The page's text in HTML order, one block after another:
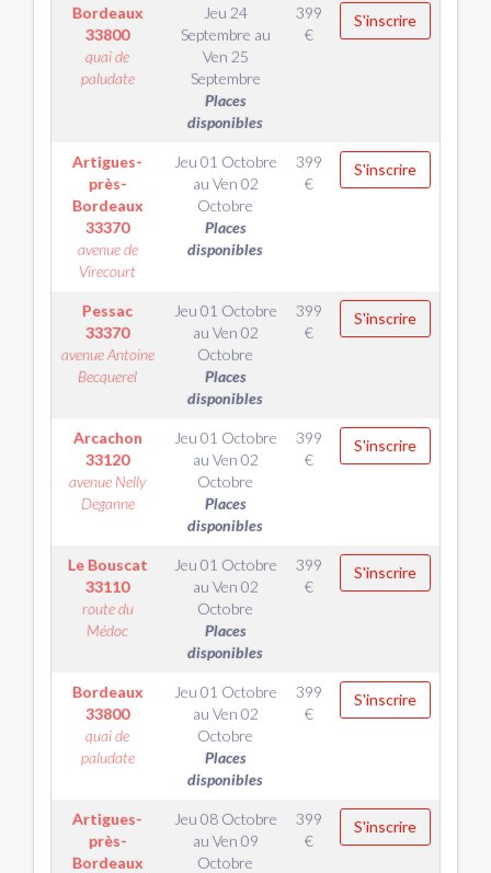
Bordeaux
33800
quai de
paludate
Jeu 24
Septembre au
Ven 25
Septembre
Places
disponibles
399
€
S'inscrire
Artigues-
près-
Bordeaux
33370
avenue de
Virecourt
Jeu 01 Octobre
au Ven 02
Octobre
Places
disponibles
399
€
S'inscrire
Pessac
33370
avenue Antoine
Becquerel
Jeu 01 Octobre
au Ven 02
Octobre
Places
disponibles
399
€
S'inscrire
Arcachon
33120
avenue Nelly
Deganne
Jeu 01 Octobre
au Ven 02
Octobre
Places
disponibles
399
€
S'inscrire
Le Bouscat
33110
route du
Médoc
Jeu 01 Octobre
au Ven 02
Octobre
Places
disponibles
399
€
S'inscrire
Bordeaux
33800
quai de
paludate
Jeu 01 Octobre
au Ven 02
Octobre
Places
disponibles
399
€
S'inscrire
Artigues-
près-
Bordeaux
Jeu 08 Octobre
au Ven 09
Octobre
399
€
S'inscrire